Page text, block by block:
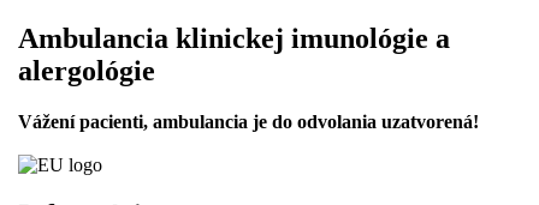
Ambulancia klinickej imunológie a
alergológie
Vážení pacienti, ambulancia je do odvolania uzatvorená!